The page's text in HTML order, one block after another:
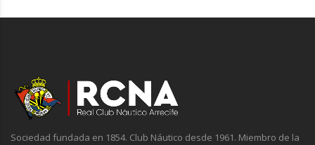
Sociedad fundada en 1854. Club Náutico desde 1961. Miembro de la